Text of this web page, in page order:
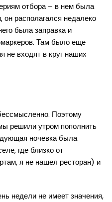
отбора – в нем была
он располагался недалеко
была заправка и
Там было еще
не входят в круг наших
Поэтому
решили утром пополнить
ночевка была
где близко от
я не нашел ресторан) и
недели не имеет значения,